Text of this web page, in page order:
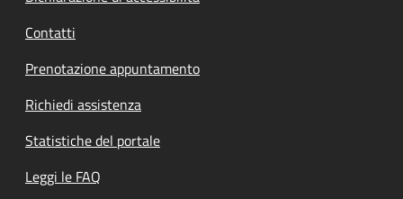
Contatti
Prenotazione appuntamento
Richiedi assistenza
Statistiche del portale
Leggi le FAQ